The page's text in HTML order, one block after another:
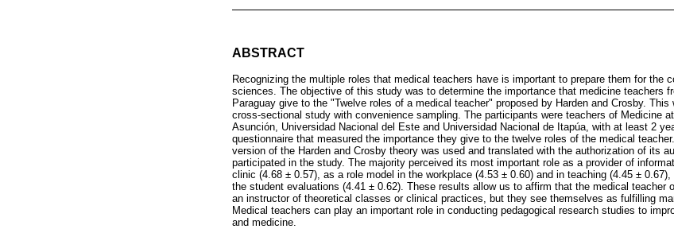
ABSTRACT
Recognizing the multiple roles that medical teachers have is important to prepare them for the
sciences. The objective of this study was to determine the importance that medicine teachers
Paraguay give to the "Twelve roles of a medical teacher" proposed by Harden and Crosby.
cross-sectional study with convenience sampling. The participants were teachers of Medicine
Asunción, Universidad Nacional del Este and Universidad Nacional de Itapúa, with at least 2
questionnaire that measured the importance they give to the twelve roles of the medical
version of the Harden and Crosby theory was used and translated with the authorization of its
participated in the study. The majority perceived its most important role as a provider of
clinic (4.68 ± 0.57), as a role model in the workplace (4.53 ± 0.60) and in teaching (4.45 ±
the student evaluations (4.41 ± 0.62). These results allow us to affirm that the medical teacher
an instructor of theoretical classes or clinical practices, but they see themselves as fulfilling
Medical teachers can play an important role in conducting pedagogical research studies to
and medicine.